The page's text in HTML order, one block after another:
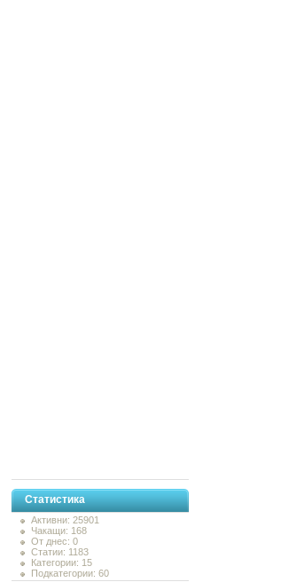
Статистика
Активни: 25901
Чакащи: 168
От днес: 0
Статии: 1183
Категории: 15
Подкатегории: 60